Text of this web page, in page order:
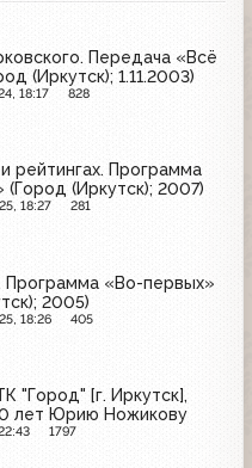
Передача «Всё
(Иркутск); 1.11.2003)
18:17 828
рейтингах. Программа
(Иркутск); 2007)
18:27 281
Программа «Во-первых»
2005)
18:26 405
"Город" [г. Иркутск],
лет Юрию Ножикову
1797